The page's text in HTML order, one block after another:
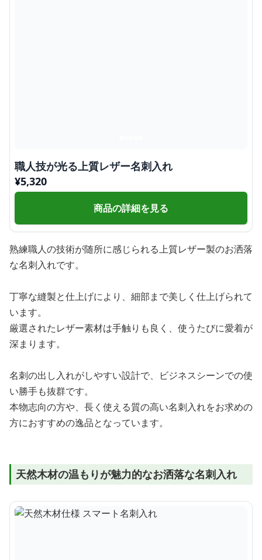
職人技が光る上質レザー名刺入れ
¥5,320
商品の詳細を見る
熟練職人の技術が随所に感じられる上質レザー製のお洒落
な名刺入れです。
丁寧な縫製と仕上げにより、細部まで美しく仕上げられて
います。
厳選されたレザー素材は手触りも良く、使うたびに愛着が
深まります。
名刺の出し入れがしやすい設計で、ビジネスシーンでの使
い勝手も抜群です。
本物志向の方や、長く使える質の高い名刺入れをお求めの
方におすすめの逸品となっています。
天然木材の温もりが魅力的なお洒落な名刺入れ